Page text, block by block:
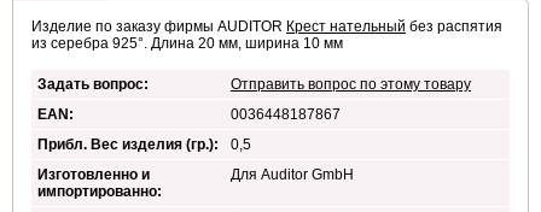
Изделие по заказу фирмы AUDITOR Крест нательный без распятия
из серебра 925°. Длина 20 мм, ширина 10 мм
Задать вопрос:
Отправить вопрос по этому товару
EAN:
0036448187867
Прибл. Вес изделия (гр.):
0,5
Изготовленно и
импортированно:
Для Auditor GmbH